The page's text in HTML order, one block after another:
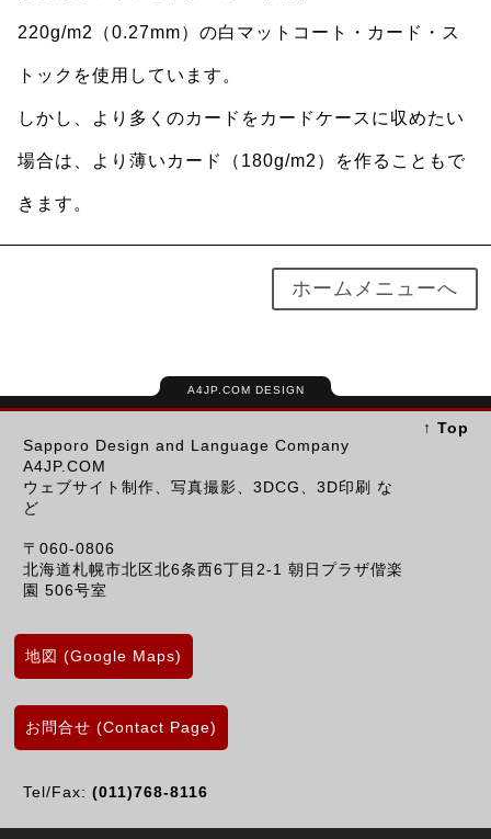
220g/m2（0.27mm）の白マットコート・カード・ス
トックを使用しています。
しかし、より多くのカードをカードケースに収めたい
場合は、より薄いカード（180g/m2）を作ることもで
きます。
ホームメニューへ
A4JP.COM DESIGN
Sapporo Design and Language Company
A4JP.COM
ウェブサイト制作、写真撮影、3DCG、3D印刷 な
ど
〒060-0806
北海道札幌市北区北6条西6丁目2-1 朝日プラザ偕楽
園 506号室
地図 (Google Maps)
お問合せ (Contact Page)
Tel/Fax: (011)768-8116
↑ Top